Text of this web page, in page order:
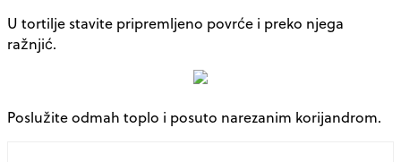
U tortilje stavite pripremljeno povrće i preko njega
ražnjić.
Poslužite odmah toplo i posuto narezanim korijandrom.